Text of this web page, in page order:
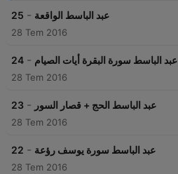
25 - عبد الباسط الواقعة
28 Tem 2016
24 - عبد الباسط سورة البقرة أيات الصيام
28 Tem 2016
23 - عبد الباسط الحج + قصار السور
28 Tem 2016
22 - عبد الباسط سورة يوسف رؤعة
28 Tem 2016